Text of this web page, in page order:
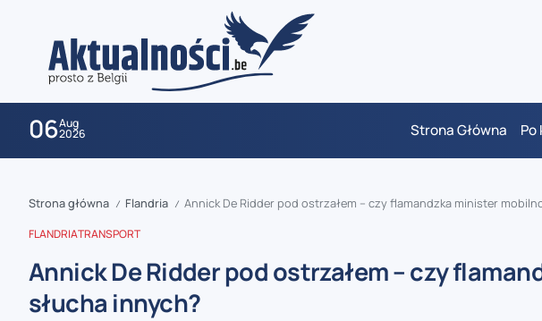
06Aug
2026 Strona Główna Po
Strona główna / Flandria / Annick De Ridder pod ostrzałem – czy flamandzka minister
FLANDRIATRANSPORT
Annick De Ridder pod ostrzałem – czy
słucha innych?